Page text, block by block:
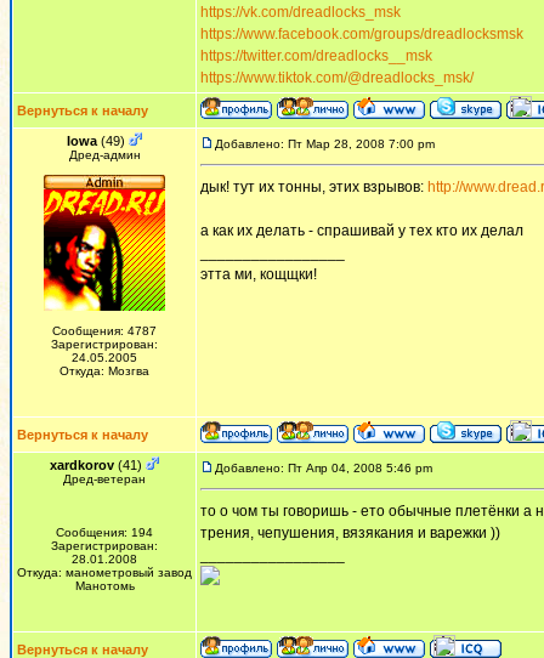
https://vk.com/dreadlocks_msk
https://www.facebook.com/groups/dreadlocksmsk
https://twitter.com/dreadlocks__msk
https://www.tiktok.com/@dreadlocks_msk/
Вернуться к началу
Iowa (49)
Дред-админ
Сообщения: 4787
Зарегистрирован:
24.05.2005
Откуда: Мозгва
Добавлено: Пт Мар 28, 2008 7:00 pm
дык! тут их тонны, этих взрывов: http://
а как их делать - спрашивай у тех кто их делал
этта ми, кощщки!
Вернуться к началу
xardkorov (41)
Дред-ветеран
Сообщения: 194
Зарегистрирован:
28.01.2008
Откуда: манометровый завод
Манотомь
Добавлено: Пт Апр 04, 2008 5:46 pm
то о чом ты говоришь - ето обычные плетёнки а
трения, чепушения, вязякания и варежки ))
Вернуться к началу